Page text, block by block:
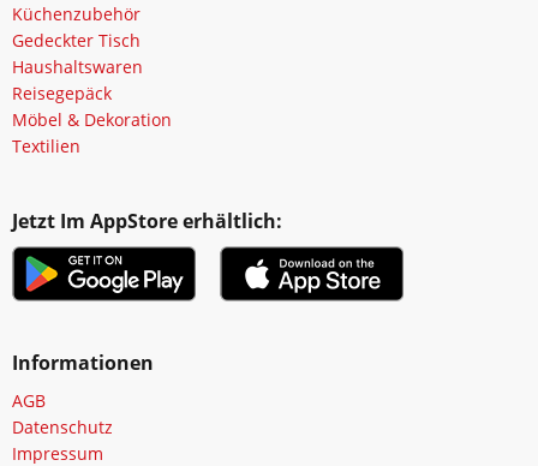
Küchenzubehör
Gedeckter Tisch
Haushaltswaren
Reisegepäck
Möbel & Dekoration
Textilien
Jetzt Im AppStore erhältlich:
Informationen
AGB
Datenschutz
Impressum